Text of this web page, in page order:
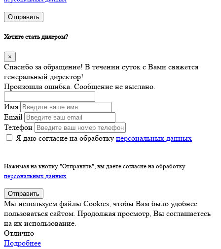
Отправить
Хотите стать дилером?
×
Спасибо за обращение! В течении суток с Вами свяжется
генеральный директор!
Произошла ошибка. Сообщение не выслано.
Имя
Email
Телефон
Я даю согласие на обработку персональных данных
Нажимая на кнопку "Отправить", вы даете согласие на обработку
персональных данных
Отправить
Мы используем файлы Cookies, чтобы Вам было удобнее
пользоваться сайтом. Продолжая просмотр, Вы соглашаетесь
на их использование.
Отлично
Подробнее